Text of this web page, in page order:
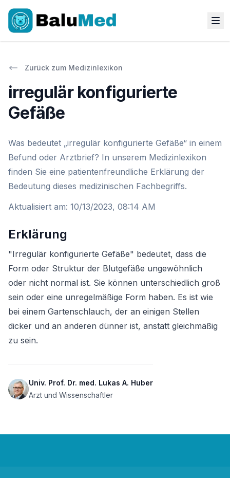
Zurück zum Medizinlexikon
irregulär konfigurierte
Gefäße
Was bedeutet „irregulär konfigurierte Gefäße“ in einem
Befund oder Arztbrief? In unserem Medizinlexikon
finden Sie eine patientenfreundliche Erklärung der
Bedeutung dieses medizinischen Fachbegriffs.
Aktualisiert am: 10/13/2023, 08:14 AM
Erklärung
"Irregulär konfigurierte Gefäße" bedeutet, dass die
Form oder Struktur der Blutgefäße ungewöhnlich
oder nicht normal ist. Sie können unterschiedlich groß
sein oder eine unregelmäßige Form haben. Es ist wie
bei einem Gartenschlauch, der an einigen Stellen
dicker und an anderen dünner ist, anstatt gleichmäßig
zu sein.
Univ. Prof. Dr. med. Lukas A. Huber
Arzt und Wissenschaftler